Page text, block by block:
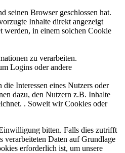
seinen Browser geschlossen hat.
Inhalte direkt angezeigt
werden, in einem solchen Cookie
zu verarbeiten.
Logins oder andere
Interessen eines Nutzers oder
dazu, den Nutzern z.B. Inhalte
. Soweit wir Cookies oder
bitten. Falls dies zutrifft
Daten auf Grundlage
erforderlich ist, um unsere